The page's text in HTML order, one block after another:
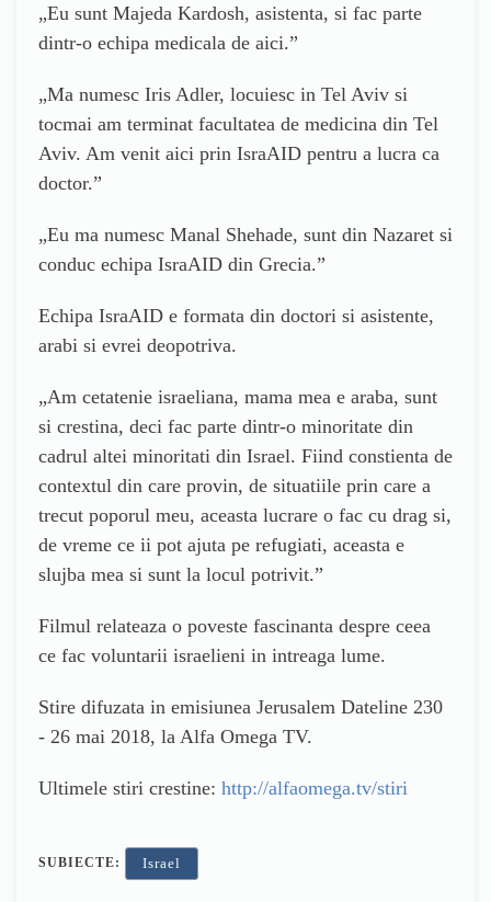
„Eu sunt Majeda Kardosh, asistenta, si fac parte
dintr-o echipa medicala de aici.”
„Ma numesc Iris Adler, locuiesc in Tel Aviv si
tocmai am terminat facultatea de medicina din Tel
Aviv. Am venit aici prin IsraAID pentru a lucra ca
doctor.”
„Eu ma numesc Manal Shehade, sunt din Nazaret si
conduc echipa IsraAID din Grecia.”
Echipa IsraAID e formata din doctori si asistente,
arabi si evrei deopotriva.
„Am cetatenie israeliana, mama mea e araba, sunt
si crestina, deci fac parte dintr-o minoritate din
cadrul altei minoritati din Israel. Fiind constienta de
contextul din care provin, de situatiile prin care a
trecut poporul meu, aceasta lucrare o fac cu drag si,
de vreme ce ii pot ajuta pe refugiati, aceasta e
slujba mea si sunt la locul potrivit.”
Filmul relateaza o poveste fascinanta despre ceea
ce fac voluntarii israelieni in intreaga lume.
Stire difuzata in emisiunea Jerusalem Dateline 230
- 26 mai 2018, la Alfa Omega TV.
Ultimele stiri crestine: http://alfaomega.tv/stiri
SUBIECTE: Israel